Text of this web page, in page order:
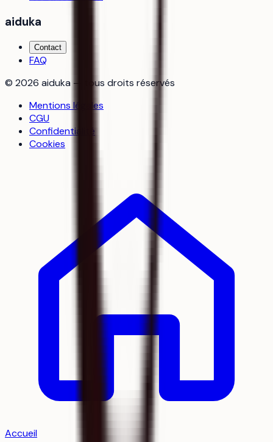
aiduka
Contact
FAQ
© 2026 aiduka — tous droits réservés
Mentions légales
CGU
Confidentialité
Cookies
Accueil